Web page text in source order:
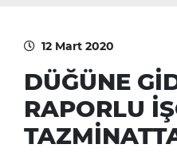
12 Mart 2020
DÜĞÜNE
RAPORLU